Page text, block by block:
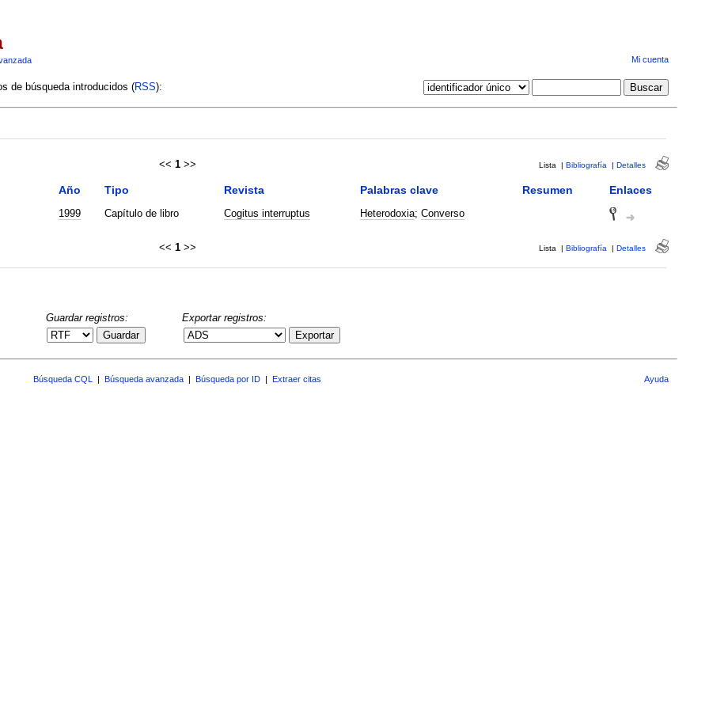
Mi cuenta
de búsqueda introducidos (RSS):
<< 1 >> Lista | Bibliografía | Detalles
Año Tipo Revista Palabras clave Resumen Enlaces
1999 Capítulo de libro Cogitus interruptus Heterodoxia; Converso
<< 1 >> Lista | Bibliografía | Detalles
Guardar registros:
Guardar
Exportar registros:
Exportar
Búsqueda CQL Búsqueda avanzada Búsqueda por ID Extraer citas Ayuda